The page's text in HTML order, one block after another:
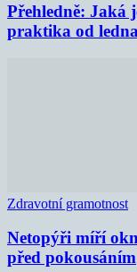
Přehledně: Jaká
praktika od
Zdravotní gramotnost
Netopýři míří
před pokousáním